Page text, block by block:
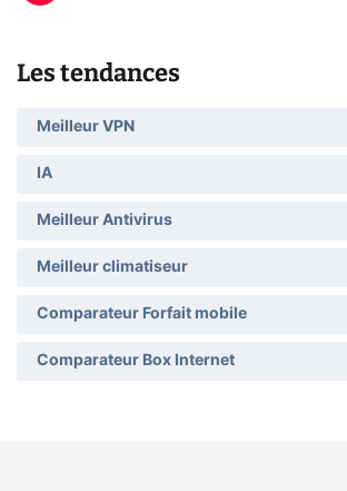
Les tendances
Meilleur VPN
IA
Meilleur Antivirus
Meilleur climatiseur
Comparateur Forfait mobile
Comparateur Box Internet